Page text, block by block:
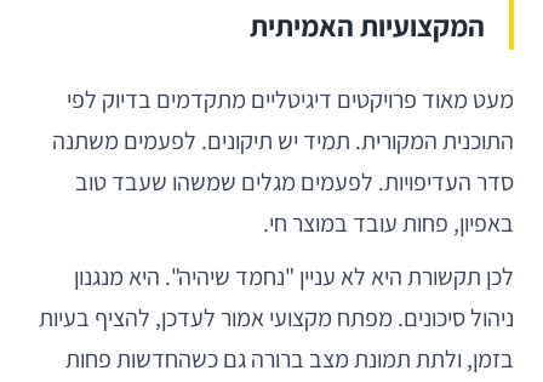
המקצועיות האמיתית
מעט מאוד פרויקטים דיגיטליים מתקדמים בדיוק לפי
התוכנית המקורית. תמיד יש תיקונים. לפעמים משתנה
סדר העדיפויות. לפעמים מגלים שמשהו שעבד טוב
באפיון, פחות עובד במוצר חי.
לכן תקשורת היא לא עניין "נחמד שיהיה". היא מנגנון
ניהול סיכונים. מפתח מקצועי אמור לעדכן, להציף בעיות
בזמן, ולתת תמונת מצב ברורה גם כשהחדשות פחות